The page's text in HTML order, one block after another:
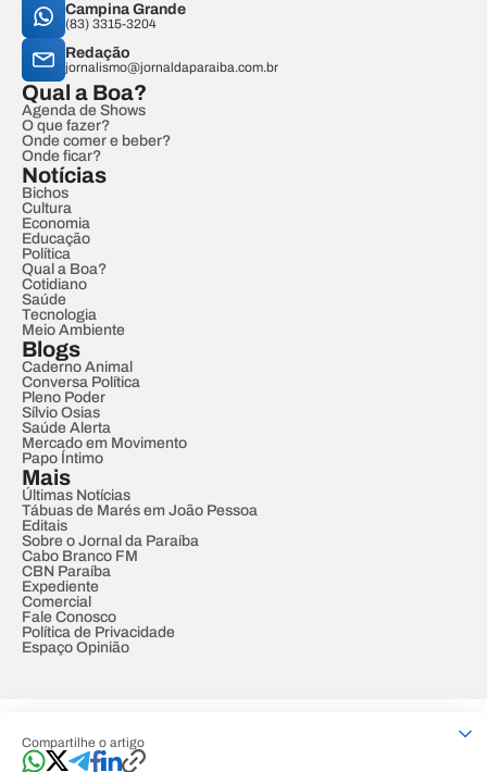
Compartilhe o artigo
Campina Grande
(83) 3315-3204
Redação
jornalismo@jornaldaparaiba.com.br
Qual a Boa?
Agenda de Shows
O que fazer?
Onde comer e beber?
Onde ficar?
Notícias
Bichos
Cultura
Economia
Educação
Política
Qual a Boa?
Cotidiano
Saúde
Tecnologia
Meio Ambiente
Blogs
Caderno Animal
Conversa Política
Pleno Poder
Sílvio Osias
Saúde Alerta
Mercado em Movimento
Papo Íntimo
Mais
Últimas Notícias
Tábuas de Marés em João Pessoa
Editais
Sobre o Jornal da Paraíba
Cabo Branco FM
CBN Paraíba
Expediente
Comercial
Fale Conosco
Política de Privacidade
Espaço Opinião
Developed by Designed by